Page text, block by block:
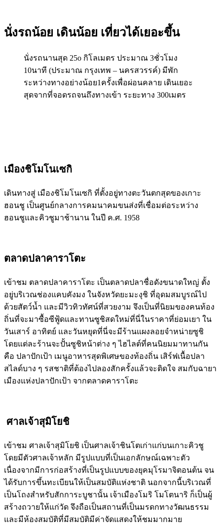
นั่งรถน้อย เดินน้อย เที่ยวได้เยอะขึ้น
นั่งรถนานสุด 25o กิโลเมตร ประมาณ 3ชั่วโมง
10นาที (ประมาณ กรุงเทพ – นครสวรรค์) มีพัก
ระหว่างทางอย่างน้อย1ครั้งเพื่อผ่อนคลาย เดินเยอะ
สุดจากที่จอดรถจนถึงทางเข้า ระยะทาง 300เมตร
เมืองชิโมโนเซกิ
เดินทางสู่ เมืองชิโมโนเซกิ ที่ตั้งอยู่ทางตะวันตกสุดของเกาะ
ฮอนชู เป็นศูนย์กลางการคมนาคมขนส่งที่เชื่อมต่อระหว่าง
ฮอนชูและคิวชูมาช้านาน ในปี ค.ศ. 1958
ตลาดปลาคาราโตะ
เข้าชม ตลาดปลาคาราโตะ เป็นตลาดปลาชื่อดังขนาดใหญ่ ตั้ง
อยู่บริเวณช่องแคบคังมง ในจังหวัดยะมะงุชิ ที่อุดมสมบูรณ์ไป
ด้วยสัตว์น้ำ และมีวิวทิวทัศน์ที่สวยงาม จึงเป็นที่นิยมของคนท้อง
ถิ่นที่จะมาซื้อซีฟู้ดและทานซูชิสดใหม่ที่นี่ในราคาที่ย่อมเยา ใน
วันเสาร์ อาทิตย์ และวันหยุดที่นี่จะมีร้านแผงลอยจำหน่ายซูชิ
โดยแต่ละร้านจะปั้นซูชิหน้าต่าง ๆ ไฮไลต์ที่คนนิยมมาทานกัน
คือ ปลาปักเป้า เมนูอาหารสุดพิเศษของท้องถิ่น เสิร์ฟเนื้อปลา
สไลด์บาง ๆ รสชาติที่ต้องไปลองสักครั้งแล้วจะติดใจ สมกับฉายา
เมืองแห่งปลาปักเป้า จากตลาดคาราโตะ
ศาลเจ้าสุมิโยชิ
เข้าชม ศาลเจ้าสุมิโยชิ เป็นศาลเจ้าชินโตเก่าแก่บนเกาะคิวชู
โดยมีตัวศาลเจ้าหลัก มีรูปแบบที่เป็นเอกลักษณ์เฉพาะตัว
เนื่องจากมีการก่อสร้างที่เป็นรูปแบบของยุคมุโรมาจิตอนต้น จน
ได้รับการขึ้นทะเบียนให้เป็นสมบัติแห่งชาติ นอกจากนี้บริเวณที่
เป็นโถงสำหรับสักการะบูชานั้น เจ้าเมืองโมริ โมโตนาริ ก็เป็นผู้
สร้างถวายให้แก่วัด จึงถือเป็นสถานที่เป็นมรดกทางวัฒนธรรม
และมีห้องสมบัติที่มีสมบัติมีค่าจัดแสดงให้ชมมากมาย